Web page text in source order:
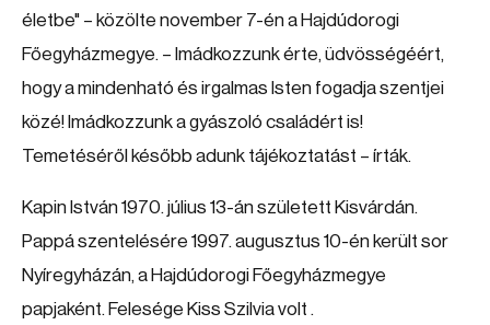
életbe" – közölte november 7-én a Hajdúdorogi
Főegyházmegye. – Imádkozzunk érte, üdvösségéért,
hogy a mindenható és irgalmas Isten fogadja szentjei
közé! Imádkozzunk a gyászoló családért is!
Temetéséről később adunk tájékoztatást – írták.
Kapin István 1970. július 13-án született Kisvárdán.
Pappá szentelésére 1997. augusztus 10-én került sor
Nyíregyházán, a Hajdúdorogi Főegyházmegye
papjaként. Felesége Kiss Szilvia volt .